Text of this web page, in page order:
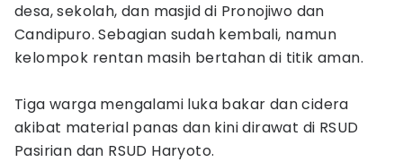
desa, sekolah, dan masjid di Pronojiwo dan
Candipuro. Sebagian sudah kembali, namun
kelompok rentan masih bertahan di titik aman.
Tiga warga mengalami luka bakar dan cidera
akibat material panas dan kini dirawat di RSUD
Pasirian dan RSUD Haryoto.